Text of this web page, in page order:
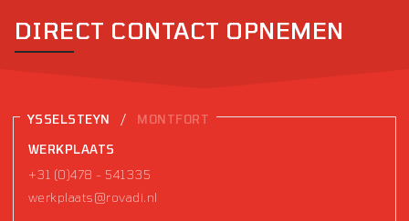
DIRECT CONTACT OPNEMEN
YSSELSTEYN / MONTFORT
WERKPLAATS
+31 (0)478 - 541335
werkplaats@rovadi.nl